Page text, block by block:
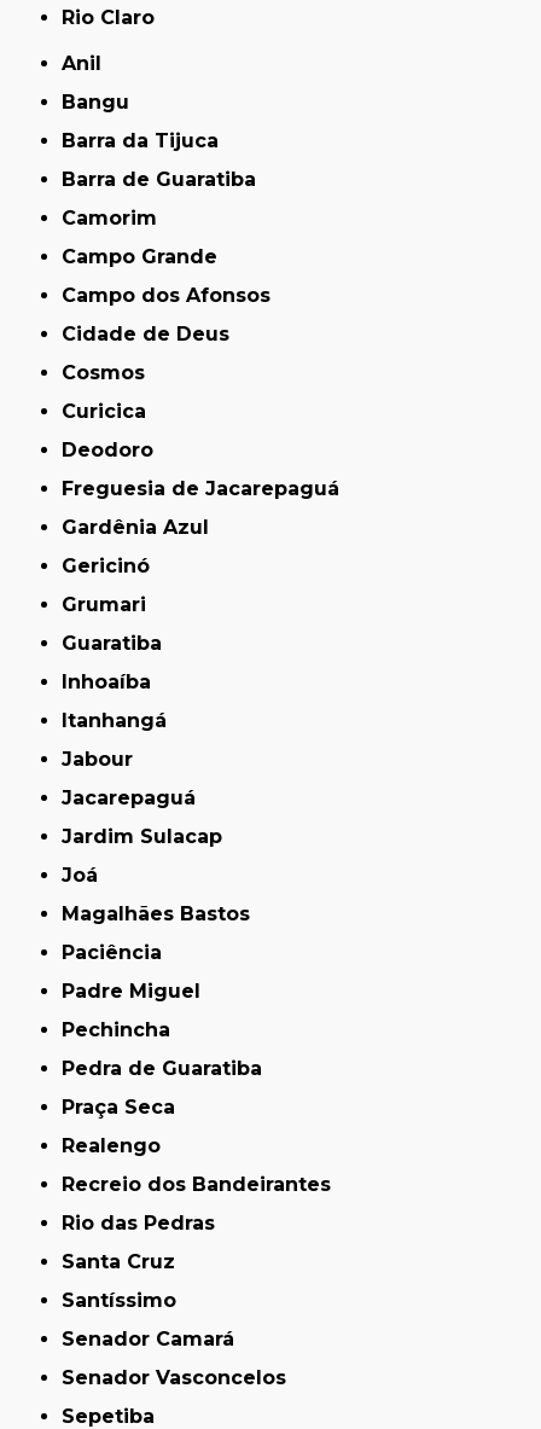
Rio Claro
Anil
Bangu
Barra da Tijuca
Barra de Guaratiba
Camorim
Campo Grande
Campo dos Afonsos
Cidade de Deus
Cosmos
Curicica
Deodoro
Freguesia de Jacarepaguá
Gardênia Azul
Gericinó
Grumari
Guaratiba
Inhoaíba
Itanhangá
Jabour
Jacarepaguá
Jardim Sulacap
Joá
Magalhães Bastos
Paciência
Padre Miguel
Pechincha
Pedra de Guaratiba
Praça Seca
Realengo
Recreio dos Bandeirantes
Rio das Pedras
Santa Cruz
Santíssimo
Senador Camará
Senador Vasconcelos
Sepetiba